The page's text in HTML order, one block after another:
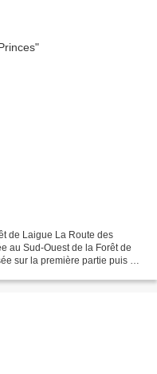
de Laigue La Route des
au Sud-Ouest de la Forêt de
sur la première partie puis de